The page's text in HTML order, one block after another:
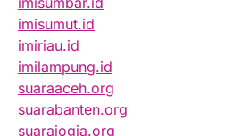
imisumut.id
imiriau.id
imilampung.id
suaraaceh.org
suarabanten.org
suarajogja.org